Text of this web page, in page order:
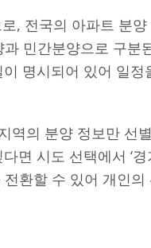
, 전국의 아파트 분
민간분양으로 구분
명시되어 있어 일정
역의 분양 정보만 선
면 시도 선택에서 ‘경
환할 수 있어 개인